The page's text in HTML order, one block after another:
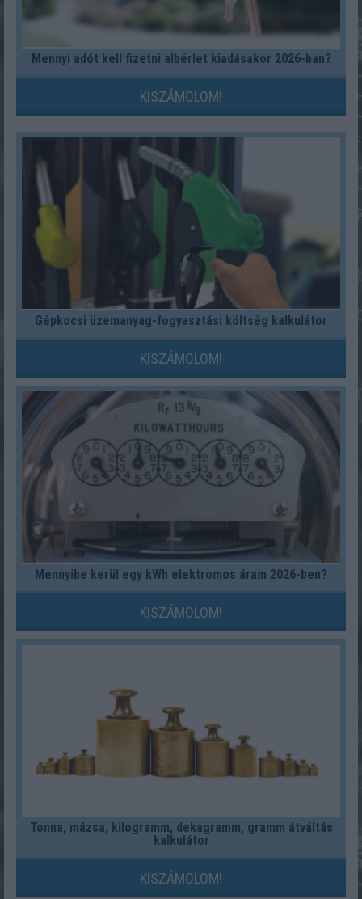
Mennyi adót kell fizetni albérlet kiadásakor 2026-ban?
KISZÁMOLOM!
Gépkocsi üzemanyag-fogyasztási költség kalkulátor
KISZÁMOLOM!
Mennyibe kerül egy kWh elektromos áram 2026-ben?
KISZÁMOLOM!
Tonna, mázsa, kilogramm, dekagramm, gramm átváltás
kalkulátor
KISZÁMOLOM!